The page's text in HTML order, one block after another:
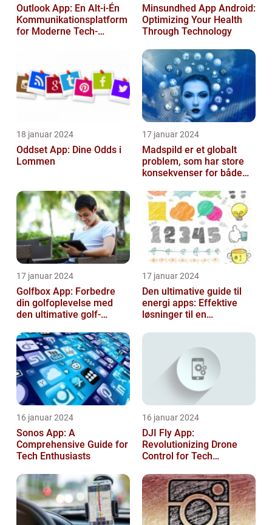
Outlook App: En Alt-i-Én
Kommunikationsplatform
for Moderne Tech-
Minsundhed App Android:
Optimizing Your Health
Through Technology
18 januar 2024
Oddset App: Dine Odds i
Lommen
17 januar 2024
Madspild er et globalt
problem, som har store
konsekvenser for både
17 januar 2024
Golfbox App: Forbedre
din golfoplevelse med
den ultimative golf-
17 januar 2024
Den ultimative guide til
energi apps: Effektive
løsninger til en
16 januar 2024
Sonos App: A
Comprehensive Guide for
Tech Enthusiasts
16 januar 2024
DJI Fly App:
Revolutionizing Drone
Control for Tech